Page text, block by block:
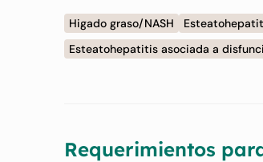
Higado graso/NASH
Esteatohepatitis asociada a
Requerimientos